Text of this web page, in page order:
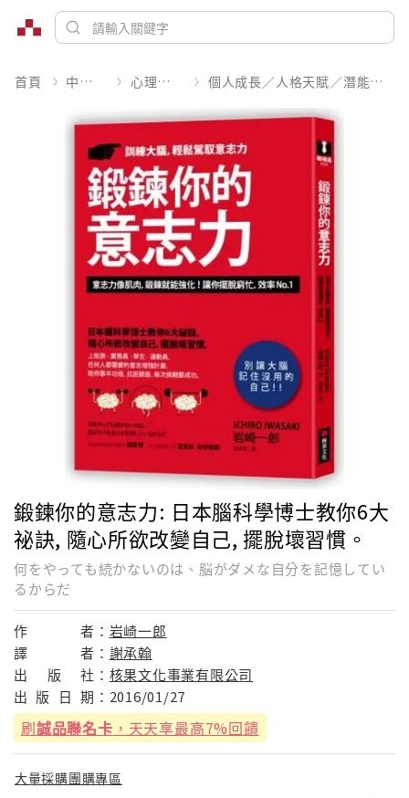
首頁 中文書 心理勵志 個人成長／人格天賦／潛能開發
鍛鍊你的意志力: 日本腦科學博士教你6大
祕訣, 隨心所欲改變自己, 擺脫壞習慣。
何をやっても続かないのは、脳がダメな自分を記憶してい
るからだ
作 者： 岩崎一郎
譯
者： 謝承翰
出
版 社： 核果文化事業有限公司
出 版 日 期： 2016/01/27
刷誠品聯名卡 ，天天享最高7%回饋
大量採購團購專區